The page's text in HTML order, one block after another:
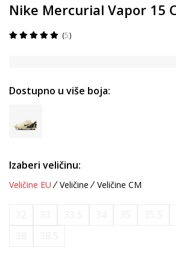
Nike Mercurial Vapor 15
5
Dostupno u više boja:
Izaberi veličinu:
Veličine EU Veličine Veličine CM